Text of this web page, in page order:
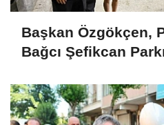
Başkan Özgökçen,
Bağcı Şefikcan